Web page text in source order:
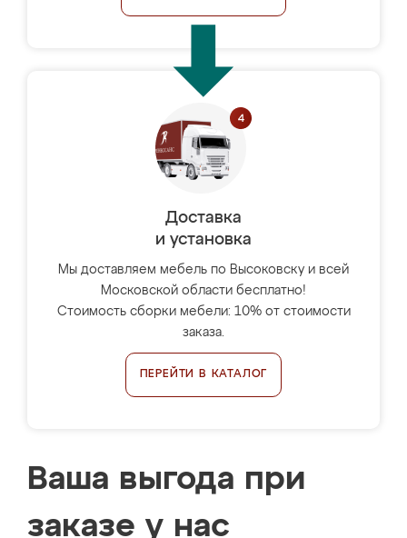
Доставка
и установка
Мы доставляем мебель по Высоковску и всей
Московской области бесплатно!
Стоимость сборки мебели: 10% от стоимости
заказа.
ПЕРЕЙТИ В КАТАЛОГ
Ваша выгода при
заказе у нас